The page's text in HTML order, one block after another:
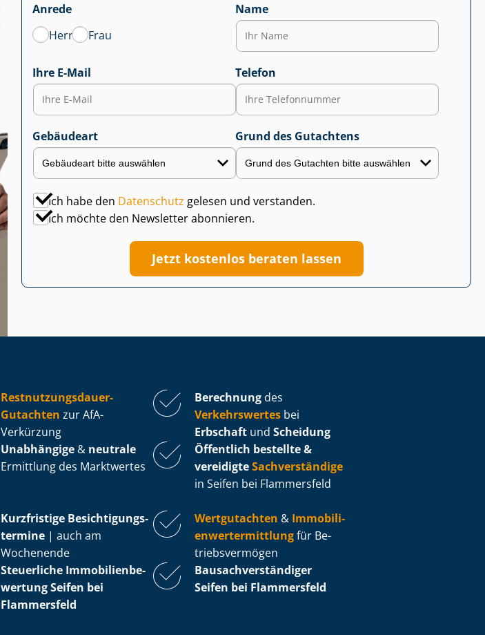
Anrede
Herr
Frau
Name
Ihre E-Mail Telefon
Gebäudeart Grund des Gutachtens
Ich habe den Datenschutz gelesen und verstanden.
Ich möchte den Newsletter abonnieren.
Jetzt kostenlos beraten lassen
Rest­nut­zungs­dau­er-
Gutachten zur AfA-
Verkürzung
Berechnung des
Verkehrswertes bei
Erbschaft und Scheidung
Unabhängige & neutrale
Ermittlung des Marktwertes
Öffentlich bestellte &
vereidigteSachverständige
in Seifen bei Flammersfeld
Kurzfristige Be­sich­ti­gungs­
ter­mi­ne | auch am
Wochenende
Wertgutachten & Im­mo­bi­li­
en­wert­ermitt­lungfür Be­
triebs­ver­mö­gen
Steuerliche Im­mo­bi­li­en­be­
wer­tungSeifen bei
Flammersfeld
Bau­sach­ver­stän­di­ger
Seifen bei Flammersfeld